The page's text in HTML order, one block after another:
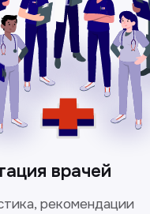
обследование,
оценить общее